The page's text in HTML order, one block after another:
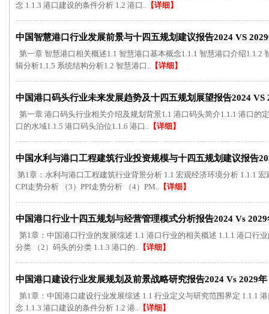
念 1.1.3 港口建设的条件分析 1.2 港口.. 【详细】
中国智慧港口行业发展前景与十四五规划建议报告2024 VS
第一章 智慧港口相关概述1.1 智慧港口基本概念1.1.1 智慧港口介绍1.1.2
辑分析1.1.5 系统结构分析1.2 智慧港口.. 【详细】
中国港口码头行业未来发展趋势及十四五规划展望报告2024 VS
第一章 港口码头行业相关介绍及规划背景1.1 港口码头简介1.1.1 港口的
口的水域1.1.5 港口码头泊位1.1.6 港口.. 【详细】
中国水利与港口工程建筑行业投资规模与十四五规划建议报告
第1章：水利与港口工程建筑行业背景分析 1.1 宏观经济环境分析 1.1.1
CPI走势分析 （3）PPI走势分析 （4）PM.. 【详细】
中国港口行业十四五规划与经营管理模式分析报告2024 Vs 2029
第1章：中国港口行业的发展综述 1.1 港口行业的相关概述 1.1.1 港口行
分类 （2）码头的分类 1.1.3 港口的.. 【详细】
中国港口建设行业发展规划及前景战略研究报告2024 Vs 2029年
第1章：中国港口建设行业发展综述 1.1 行业定义与研究范围界定 1.1.1
念 1.1.3 港口建设的条件分析 1.2 港.. 【详细】